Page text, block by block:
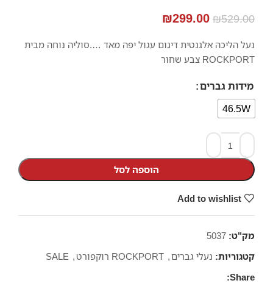
₪529.00
₪299.00
נעל הליכה אלגנטית דיגום עגול יפה מאד ….סוליה נוחה מבית
ROCKPORT צבע שחור
מידות גברים
46.5W
הוספה לסל
Add to wishlist
מק"ט: 5037
קטגוריות: נעלי גברים, ROCKPORT רוקפורט ,
SALE
Share: